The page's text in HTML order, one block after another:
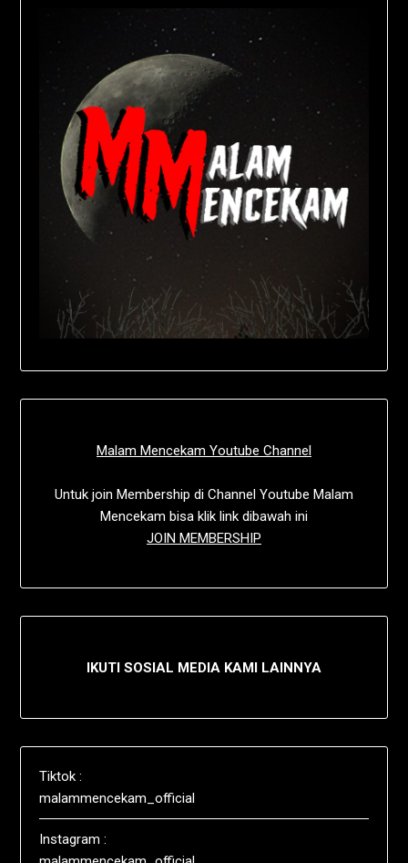
Malam Mencekam Youtube Channel
Untuk join Membership di Channel Youtube Malam
Mencekam bisa klik link dibawah ini
JOIN MEMBERSHIP
IKUTI SOSIAL MEDIA KAMI LAINNYA
Tiktok :
malammencekam_official
Instagram :